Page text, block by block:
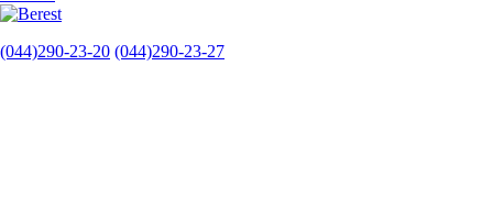
(044)290-23-20 (044)290-23-27